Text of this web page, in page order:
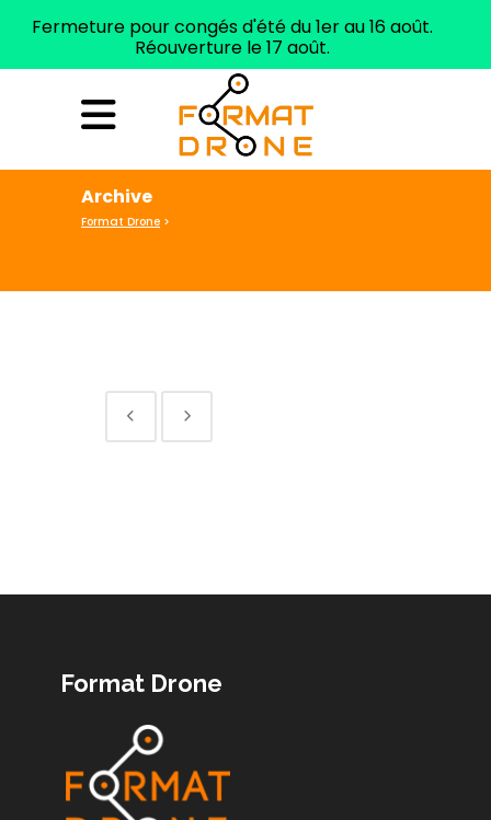
ELIGIBLE CPF Tél. 04 99 62 93 29
Archive
No posts were found.
Format Drone
Fermeture pour congés d'été du 1er au 16 août.
Réouverture le 17 août.